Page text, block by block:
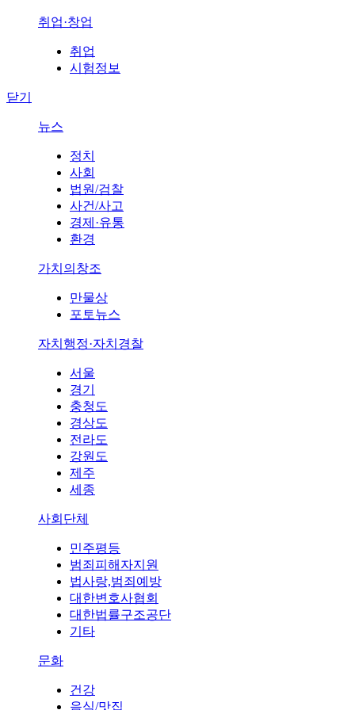
취업·창업
취업
시험정보
닫기
뉴스
정치
사회
법원/검찰
사건/사고
경제·유통
환경
가치의창조
만물상
포토뉴스
자치행정·자치경찰
서울
경기
충청도
경상도
전라도
강원도
제주
세종
사회단체
민주평등
범죄피해자지원
법사랑,범죄예방
대한변호사협회
대한법률구조공단
기타
문화
건강
음식/맛집